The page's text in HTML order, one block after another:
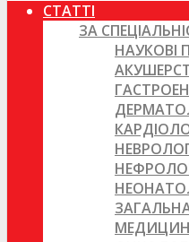
СТАТТІ
ЗА
НАУКОВІ